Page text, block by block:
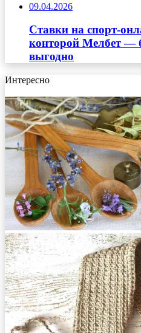
09.04.2026
Ставки на спорт-
конторой Мелбет —
выгодно
Интересно